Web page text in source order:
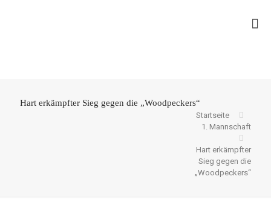
Hart erkämpfter Sieg gegen die „Woodpeckers“
Startseite
1. Mannschaft
Hart erkämpfter
Sieg gegen die
„Woodpeckers“